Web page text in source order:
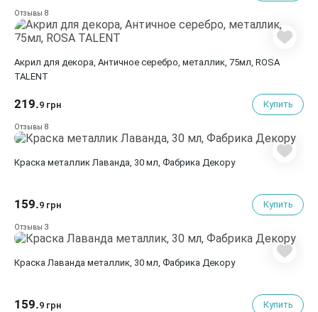
Отзывы 8
Акрил для декора, Античное серебро, металлик, 75мл, ROSA
TALENT
219.9 грн Купить
Отзывы 8
Краска металлик Лаванда, 30 мл, Фабрика Декору
159.9 грн Купить
Отзывы 3
Краска Лаванда металлик, 30 мл, Фабрика Декору
159.9 грн Купить